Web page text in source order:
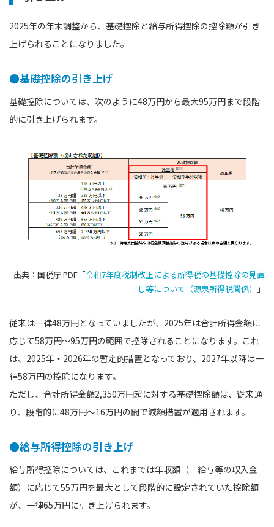
2025年の年末調整から、基礎控除と給与所得控除の控除額が引き
上げられることになりました。
●基礎控除の引き上げ
基礎控除については、次のように48万円から最大95万円まで段階
的に引き上げられます。
出典：国税庁 PDF「令和7年度税制改正による所得税の基礎控除の見直
し等について（源泉所得税関係）
」
従来は一律48万円となっていましたが、2025年は合計所得金額に
応じて58万円〜95万円の範囲で控除されることになります。これ
は、2025年・2026年の暫定的措置となっており、2027年以降は一
律58万円の控除になります。
ただし、合計所得金額2,350万円超に対する基礎控除額は、従来通
り、段階的に48万円〜16万円の間で減額措置が適用されます。
●給与所得控除の引き上げ
給与所得控除については、これまでは年収額（＝給与等の収入金
額）に応じて55万円を最大として段階的に設定されていた控除額
が、一律65万円に引き上げられます。